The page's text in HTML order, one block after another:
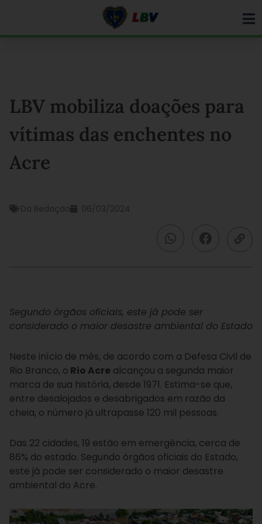
LBV mobiliza doações para
vítimas das enchentes no
Acre
Da Redação 06/03/2024
Segundo órgãos oficiais, este já pode ser
considerado o maior desastre ambiental do Estado
Neste início de mês, de acordo com a Defesa Civil de
Rio Branco, o Rio Acre alcançou a segunda maior
marca de sua história, desde 1971. Estima-se que,
entre desalojados e desabrigados em razão da
cheia, o número já ultrapasse 120 mil pessoas.
Das 22 cidades, 19 estão em emergência, cerca de
86% do estado. Segundo órgãos oficiais do Estado,
este já pode ser considerado o maior desastre
ambiental do Acre.